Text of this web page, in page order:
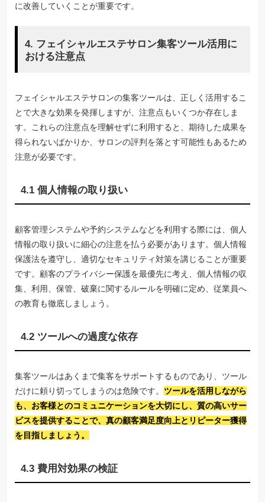
に改善していくことが重要です。
4. フェイシャルエステサロン集客ツール活用に
おける注意点
フェイシャルエステサロンの集客ツールは、正しく活用するこ
とで大きな効果を発揮しますが、注意点もいくつか存在しま
す。これらの注意点を理解せずに利用すると、期待した成果を
得られないばかりか、サロンの評判を落とす可能性もあるため
注意が必要です。
4.1 個人情報の取り扱い
顧客管理システムや予約システムなどを利用する際には、個人
情報の取り扱いに細心の注意を払う必要があります。個人情報
保護法を遵守し、適切なセキュリティ対策を講じることが重要
です。顧客のプライバシー保護を最優先に考え、個人情報の収
集、利用、保管、破棄に関するルールを明確に定め、従業員へ
の教育も徹底しましょう。
4.2 ツールへの過度な依存
集客ツールはあくまで集客をサポートするものであり、ツール
だけに頼り切ってしまうのは危険です。 ツールを活用しながら
も、お客様とのコミュニケーションを大切にし、質の高いサー
ビスを提供することで、真の顧客満足度向上とリピーター獲得
を目指しましょう。
4.3 費用対効果の検証